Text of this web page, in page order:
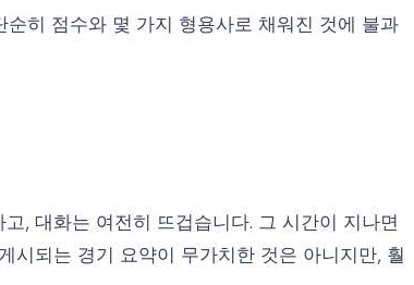
히 점수와 몇 가지 형용사로 채워진 것에 불과
, 대화는 여전히 뜨겁습니다. 그 시간이 지나면
시되는 경기 요약이 무가치한 것은 아니지만, 훨